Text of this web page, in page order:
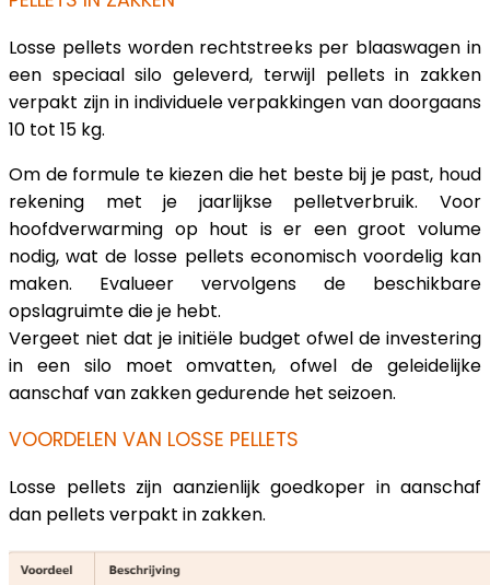
Losse pellets worden rechtstreeks per blaaswagen in
een speciaal silo geleverd, terwijl pellets in zakken
verpakt zijn in individuele verpakkingen van doorgaans
10 tot 15 kg.
Om de formule te kiezen die het beste bij je past, houd
rekening met je jaarlijkse pelletverbruik. Voor
hoofdverwarming op hout is er een groot volume
nodig, wat de losse pellets economisch voordelig kan
maken. Evalueer vervolgens de beschikbare
opslagruimte die je hebt.
Vergeet niet dat je initiële budget ofwel de investering
in een silo moet omvatten, ofwel de geleidelijke
aanschaf van zakken gedurende het seizoen.
VOORDELEN VAN LOSSE PELLETS
Losse pellets zijn aanzienlijk goedkoper in aanschaf
dan pellets verpakt in zakken.